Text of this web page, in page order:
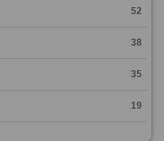
52
38
35
19